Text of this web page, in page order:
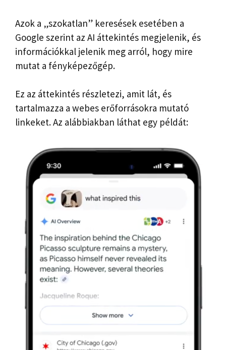
Azok a „szokatlan” keresések esetében a
Google szerint az AI áttekintés megjelenik, és
információkkal jelenik meg arról, hogy mire
mutat a fényképezőgép.
Ez az áttekintés részletezi, amit lát, és
tartalmazza a webes erőforrásokra mutató
linkeket. Az alábbiakban láthat egy példát: